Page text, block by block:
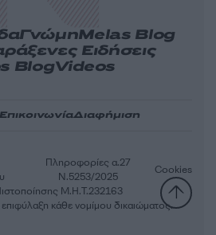
ΓνώμηMelas Blog
Ειδήσεις
BlogVideos
Διαφήμιση
Μ.Η.Τ.232163
Πληροφορίες α.27
Ν.5253/2025
Cookies
κάθε νομίμου δικαιώματος.